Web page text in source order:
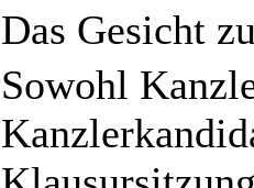
Das Gesicht
Sowohl